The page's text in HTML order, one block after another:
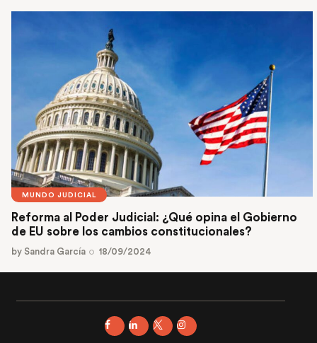
MUNDO JUDICIAL
Reforma al Poder Judicial: ¿Qué opina el Gobierno
de EU sobre los cambios constitucionales?
by Sandra García 18/09/2024